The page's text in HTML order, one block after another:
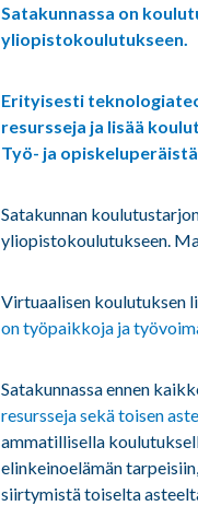
Satakunnassa on
yliopistokoulutukseen.
Erityisesti
resursseja ja lisää
Työ- ja
Satakunnan
yliopistokoulutukseen.
Virtuaalisen koulutuksen
on työpaikkoja ja
Satakunnassa ennen
resursseja sekä toisen
ammatillisella
elinkeinoelämän
siirtymistä toiselta